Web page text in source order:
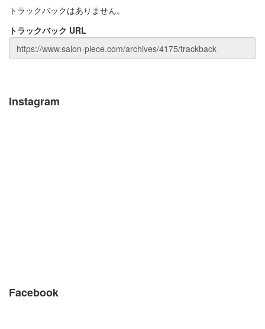
トラックバックはありません。
トラックバック URL
Instagram
Facebook